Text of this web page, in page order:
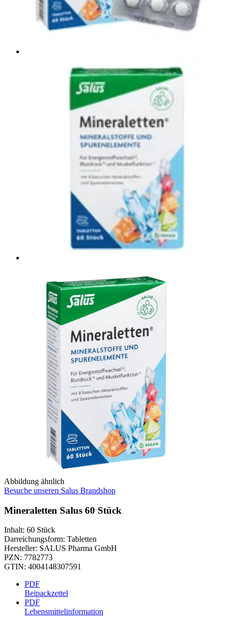
Abbildung ähnlich
Besuche unseren Salus Brandshop
Mineraletten Salus 60 Stück
Inhalt: 60 Stück
Darreichungsform: Tabletten
Hersteller: SALUS Pharma GmbH
PZN: 7782773
GTIN: 4004148307591
PDF
Beipackzettel
PDF
Lebensmittelinformation